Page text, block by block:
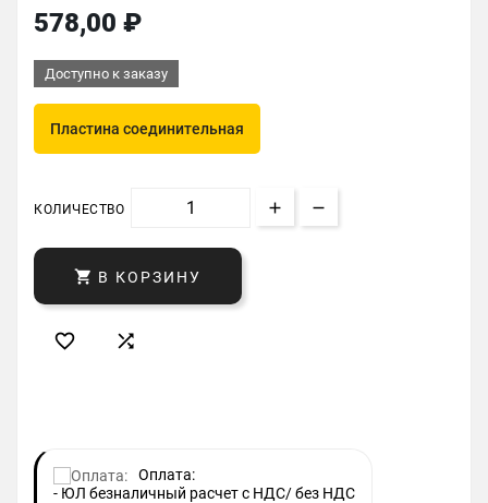
578,00 ₽
Доступно к заказу
Пластина соединительная
КОЛИЧЕСТВО
 В КОРЗИНУ
 
Оплата:
- ЮЛ безналичный расчет с НДС/ без НДС